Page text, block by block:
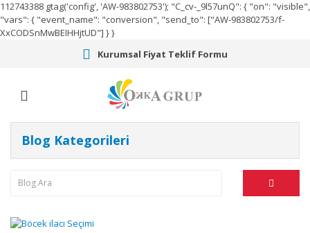
112743388 gtag('config', 'AW-983802753'); "C_cv-_9l57unQ": { "on": "visible",
"vars": { "event_name": "conversion", "send_to": ["AW-983802753/f-
XxCODSnMwBEIHHjtUD"] } }
Kurumsal Fiyat Teklif Formu
Blog Kategorileri